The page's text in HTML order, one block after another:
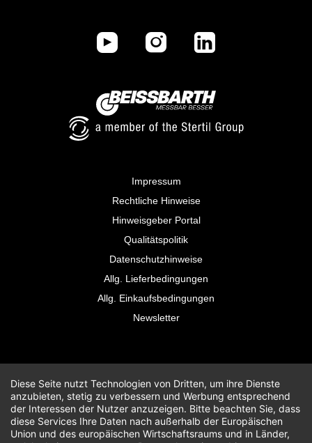
Impressum
Rechtliche Hinweise
Hinweisgeber Portal
Qualitätspolitik
Datenschutzhinweise
Allg. Lieferbedingungen
Allg. Einkaufsbedingungen
Newsletter
Diese Seite nutzt Technologien von Dritten, um ihre Dienste
anzubieten, stetig zu verbessern und Werbung entsprechend
der Interessen der Nutzer anzuzeigen. Bitte beachten Sie, dass
diese Services Ihre Daten nach außerhalb der Europäischen
Union und des europäischen Wirtschaftsraums und in Länder,